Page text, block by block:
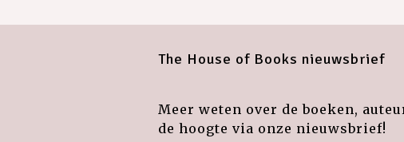
The House of Books nieuwsbrief
Meer weten over de boeken,
de hoogte via onze nieuwsbrief!